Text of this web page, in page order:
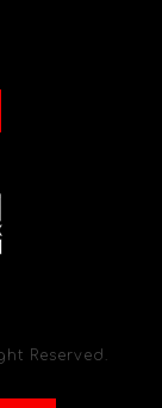
Reserved.